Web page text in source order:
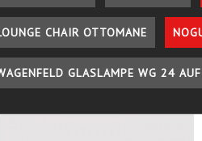
CHAIR OTTOMANE
GLASLAMPE WG 24